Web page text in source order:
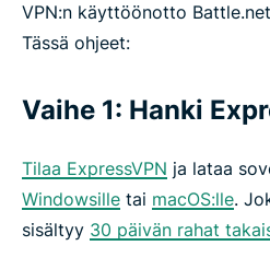
Syitä sille, miksi tarvitset
Miten VPN parantaa pingiä?
Voinko käyttää ilmaista
kanssa?
VPN:n käyttöönotto
Tässä ohjeet:
Vaihe 1: Hanki
Tilaa ExpressVPN ja lataa
Windowsille tai macOS:lle.
sisältyy 30 päivän rahat